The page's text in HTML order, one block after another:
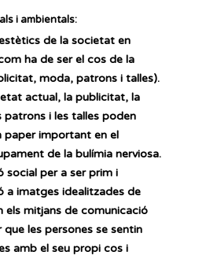
i ambientals:
de la societat en
ha de ser el cos de la
moda, patrons i talles).
actual, la publicitat, la
patrons i les talles poden
paper important en el
de la bulímia nerviosa.
social per a ser prim i
a imatges idealitzades de
els mitjans de comunicació
les persones se sentin
amb el seu propi cos i